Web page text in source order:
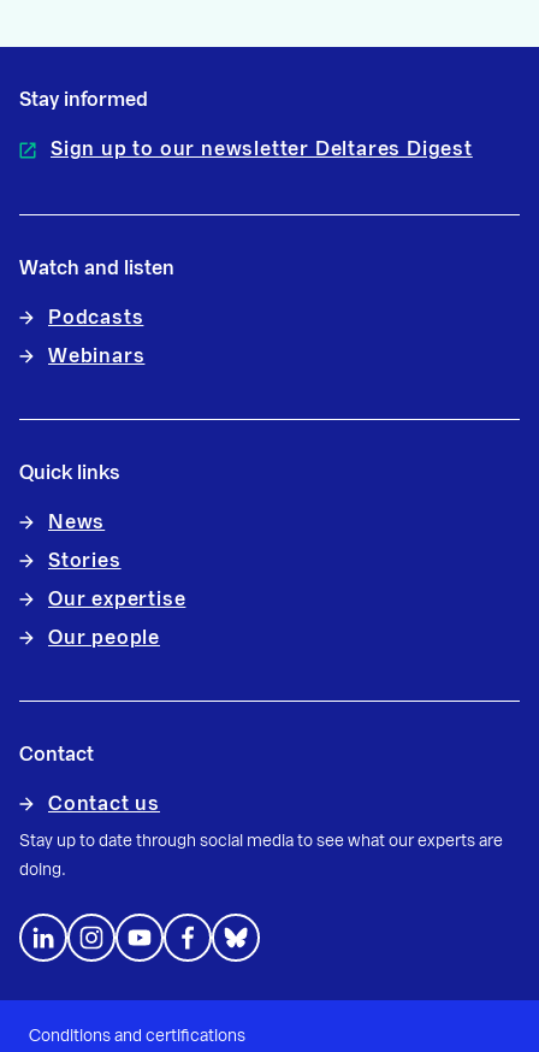
Stay informed
Sign up to our newsletter Deltares Digest
Watch and listen
Podcasts
Webinars
Quick links
News
Stories
Our expertise
Our people
Contact
Contact us
Stay up to date through social media to see what our experts are
doing.
Conditions and certifications